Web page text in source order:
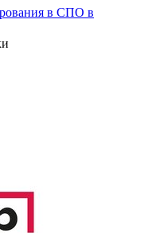
в СПО в